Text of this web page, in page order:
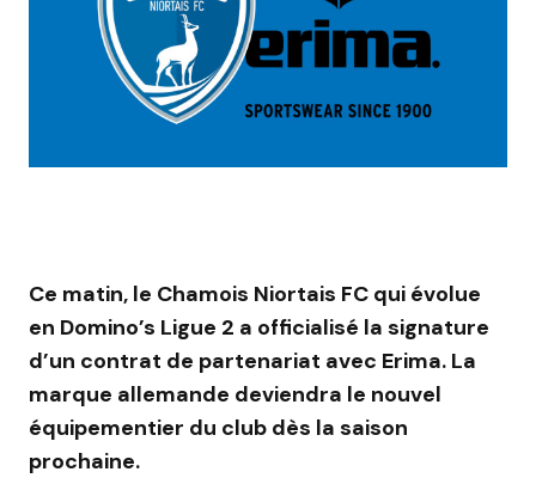
Ce matin, le Chamois Niortais FC qui évolue
en Domino’s Ligue 2 a officialisé la signature
d’un contrat de partenariat avec Erima. La
marque allemande deviendra le nouvel
équipementier du club dès la saison
prochaine.